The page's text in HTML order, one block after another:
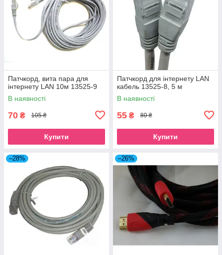
Патчкорд, вита пара для
інтернету LAN 10м 13525-9
В наявності
70 ₴ 105 ₴
Купити
Патчкорд для інтернету LAN
кабель 13525-8, 5 м
В наявності
55 ₴ 80 ₴
Купити
–28% –26%